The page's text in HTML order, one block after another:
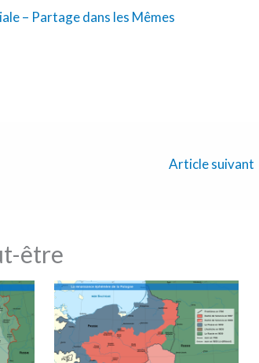
– Partage dans les Mêmes
Article suivant
être